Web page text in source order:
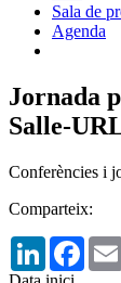
Sala de
Agenda
Jornada
Salle-
Conferències i
Comparteix:
LinkedIn